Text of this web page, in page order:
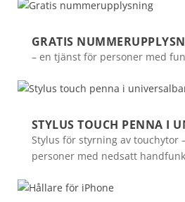
GRATIS
– en tjänst för personer med
STYLUS TOUCH PENNA I
Stylus för styrning av touchytor
personer med nedsatt